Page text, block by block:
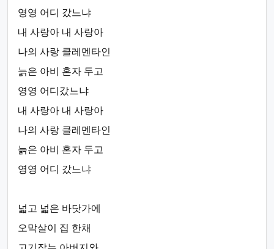
영영 어디 갔느냐
내 사랑아 내 사랑아
나의 사랑 클레멘타인
늙은 아비 혼자 두고
영영 어디갔느냐
내 사랑아 내 사랑아
나의 사랑 클레멘타인
늙은 아비 혼자 두고
영영 어디 갔느냐
넓고 넓은 바닷가에
오막살이 집 한채